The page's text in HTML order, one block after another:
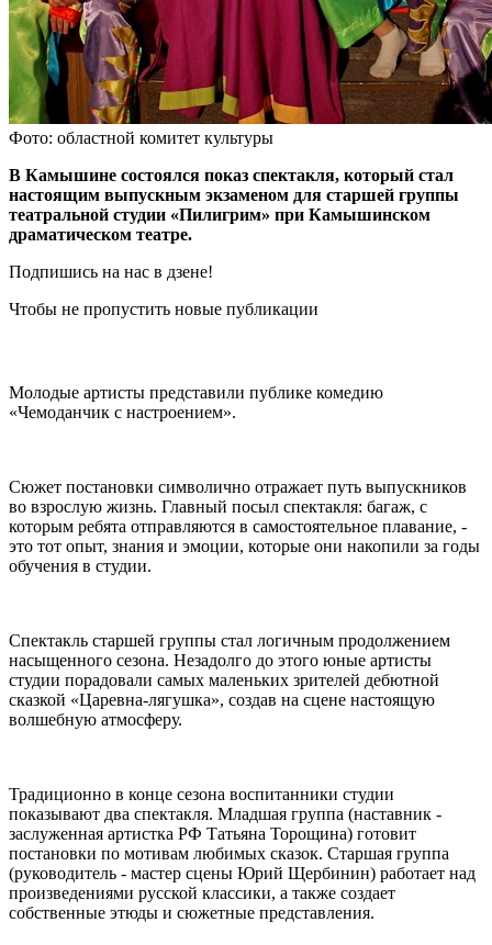
Фото: областной комитет культуры
В Камышине состоялся показ спектакля, который стал
настоящим выпускным экзаменом для старшей группы
театральной студии «Пилигрим» при Камышинском
драматическом театре.
Подпишись на нас в дзене!
Чтобы не пропустить новые публикации
Молодые артисты представили публике комедию
«Чемоданчик с настроением».
Сюжет постановки символично отражает путь выпускников
во взрослую жизнь. Главный посыл спектакля: багаж, с
которым ребята отправляются в самостоятельное плавание, -
это тот опыт, знания и эмоции, которые они накопили за годы
обучения в студии.
Спектакль старшей группы стал логичным продолжением
насыщенного сезона. Незадолго до этого юные артисты
студии порадовали самых маленьких зрителей дебютной
сказкой «Царевна-лягушка», создав на сцене настоящую
волшебную атмосферу.
Традиционно в конце сезона воспитанники студии
показывают два спектакля. Младшая группа (наставник -
заслуженная артистка РФ Татьяна Торощина) готовит
постановки по мотивам любимых сказок. Старшая группа
(руководитель - мастер сцены Юрий Щербинин) работает над
произведениями русской классики, а также создает
собственные этюды и сюжетные представления.